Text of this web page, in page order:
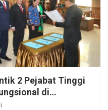
2 Pejabat Tinggi
di
Mentawai